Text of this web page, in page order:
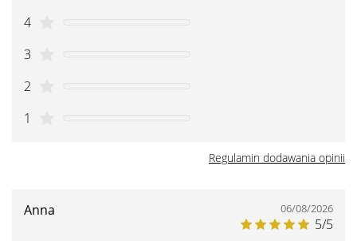
4
3
2
1
Regulamin dodawania opinii
Anna 06/08/2026
5/5